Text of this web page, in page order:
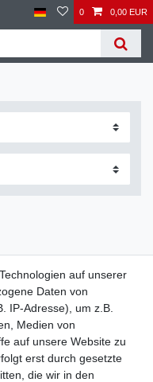
0 0,00 EUR
Impressum
AGB
auf unserer
Daten von
IP-Adresse), um z.B.
Medien von
auf unsere Website zu
erst durch gesetzte
die wir in den